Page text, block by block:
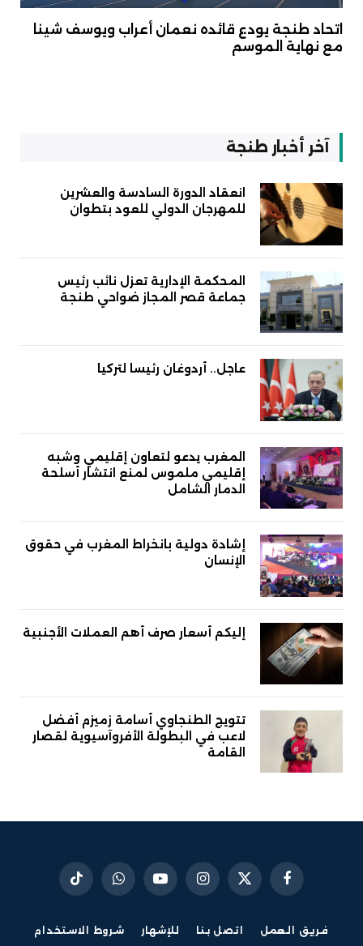
اتحاد طنجة يودع قائده نعمان أعراب ويوسف شينا
مع نهاية الموسم
آخر أخبار طنجة
انعقاد الدورة السادسة والعشرين
للمهرجان الدولي للعود بتطوان
المحكمة الإدارية تعزل نائب رئيس
جماعة قصر المجاز ضواحي طنجة
عاجل.. أردوغان رئيسا لتركيا
المغرب يدعو لتعاون إقليمي وشبه
إقليمي ملموس لمنع انتشار أسلحة
الدمار الشامل
إشادة دولية بانخراط المغرب في حقوق
الإنسان
إليكم أسعار صرف أهم العملات الأجنبية
تتويج الطنجاوي أسامة زميزم أفضل
لاعب في البطولة الأفروآسيوية لقصار
القامة
فيسبوكX
(Twitter)
الانستغراميوتيوب واتساب تيكتوك
فريق العمل اتصل بنا للإشهار شروط الاستخدام